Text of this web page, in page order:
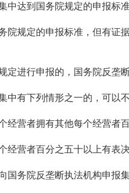
到国务院规定的申报标准
规定的申报标准，但有证据
进行申报的，国务院反垄
下列情形之一的，可以不
营者拥有其他每个经营者
营者百分之五十以上有表
院反垄断执法机构申报集